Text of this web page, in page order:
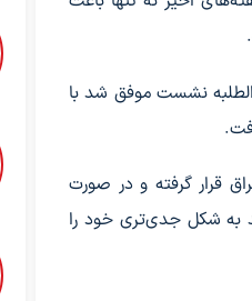
الطلبه نشست موفق شد با
قرار گرفته و در صورت
به شکل جدی‌تری خود را